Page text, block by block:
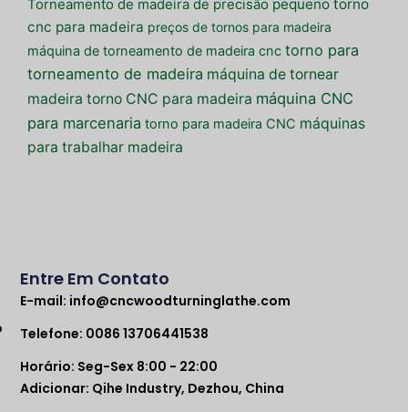
Torneamento de madeira de precisão pequeno torno
cnc para madeira preços de tornos para madeira
máquina de torneamento de madeira cnc torno para
torneamento de madeira máquina de tornear
madeira torno CNC para madeira máquina CNC
para marcenaria torno para madeira CNC máquinas
para trabalhar madeira
Entre Em Contato
E-mail: info@cncwoodturninglathe.com
Telefone: 0086 13706441538
Horário: Seg-Sex 8:00 - 22:00
Adicionar: Qihe Industry, Dezhou, China